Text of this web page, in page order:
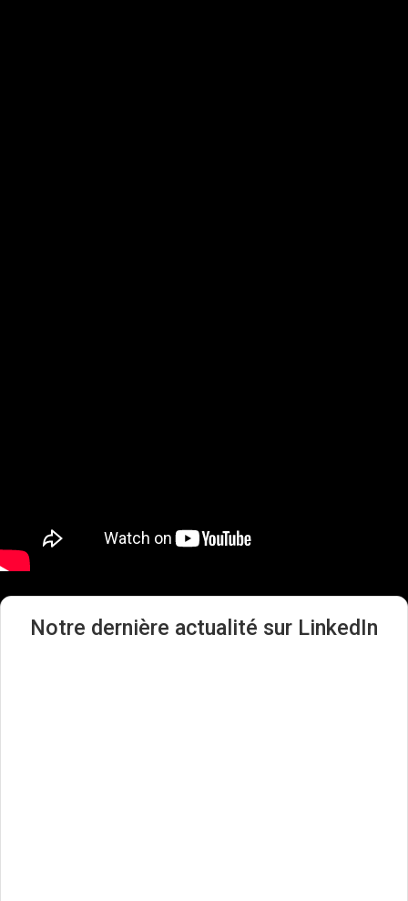
Notre dernière actualité sur LinkedIn